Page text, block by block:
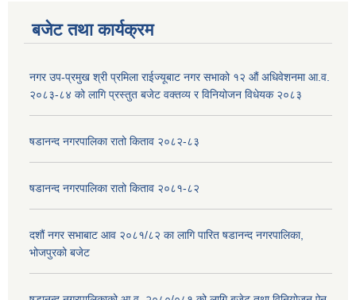
बजेट तथा कार्यक्रम
नगर उप-प्रमुख श्री प्रमिला राईज्यूबाट नगर सभाको १२ ‍औं अधिवेशनमा आ.व.
२०८३-८४ को लागि प्रस्तुत बजेट वक्तव्य र विनियोजन विधेयक २०८३
षडानन्द नगरपालिका रातो किताव २०८२-८३
षडानन्द नगरपालिका रातो किताव २०८१-८२
दशौं नगर सभाबाट आव २०८१/८२ का लागि पारित षडानन्द नगरपालिका,
भोजपुरको बजेट